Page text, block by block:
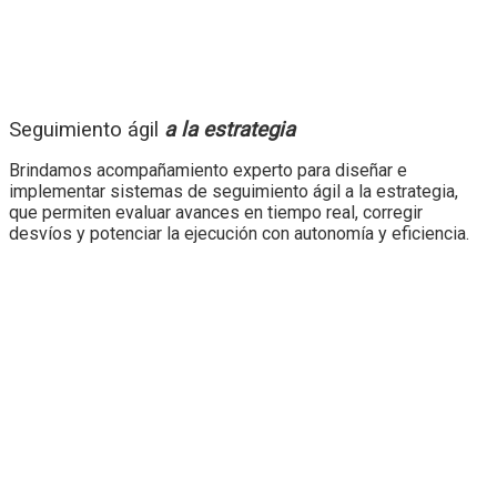
Seguimiento ágil a la estrategia
Brindamos acompañamiento experto para diseñar e
implementar sistemas de seguimiento ágil a la estrategia,
que permiten evaluar avances en tiempo real, corregir
desvíos y potenciar la ejecución con autonomía y eficiencia.